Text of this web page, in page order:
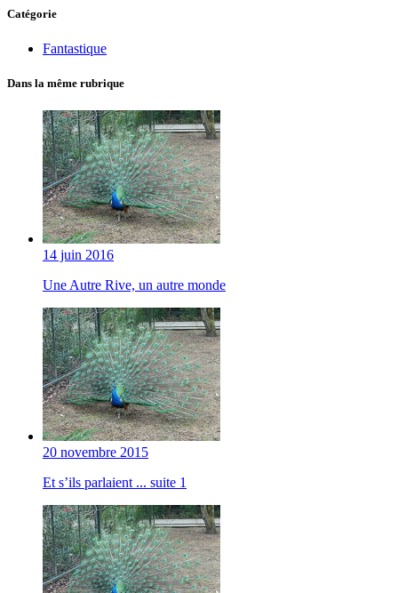
Catégorie
Fantastique
Dans la même rubrique
14 juin 2016
Une Autre Rive, un autre monde
20 novembre 2015
Et s’ils parlaient ... suite 1